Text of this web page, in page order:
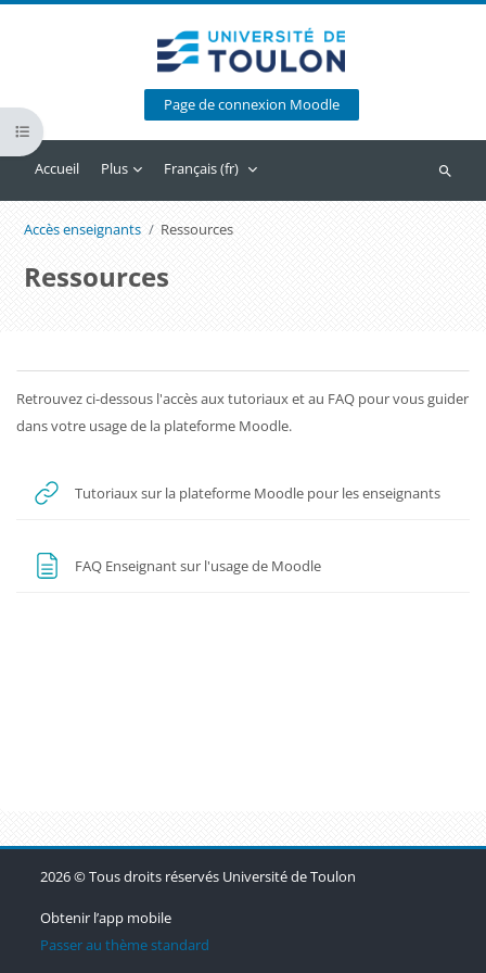
Page de connexion Moodle
Accueil Plus Français ‎(fr)‎
Ouvrir l’index du cours
Accès enseignants Ressources
Ressources
Blocs
Résumé de section
Retrouvez ci-dessous l'accès aux tutoriaux et au FAQ pour vous guider
dans votre usage de la plateforme Moodle.
Tutoriaux sur la plateforme Moodle pour les enseignantsURL
FAQ Enseignant sur l'usage de MoodlePage
Blocs
Blocs
Blocs
2026 © Tous droits réservés Université de Toulon
Obtenir l’app mobile
Passer au thème standard